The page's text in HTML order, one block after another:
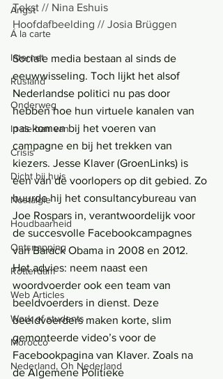
Angst
Á la carte
Internet
Rusland
Onderweg
In de ban van
Crisis
Dicht bij huis
Nostalgie
Houdbaarheid
Ontsnapping
Rotterdam
Web Articles
Work of students
Morocco
Nederland, Oh Nederland
Tekst // Nina Eshuis
Hoofdafbeelding // Josia Brüggen
Sociale media bestaan al sinds de
eeuwwisseling. Toch lijkt het alsof
Nederlandse politici nu pas door
hebben hoe hun virtuele kanalen van
pas komen bij het voeren van
campagne en bij het trekken van
kiezers. Jesse Klaver (GroenLinks) is
een van de voorlopers op dit gebied. Zo
huurde hij het consultancybureau van
Joe Rospars in, verantwoordelijk voor
de succesvolle Facebookcampagnes
van Barack Obama in 2008 en 2012.
Het advies: neem naast een
woordvoerder ook een team van
beeldvoerders in dienst. Deze
beeldvoerders maken korte, slim
gemonteerde video’s voor de
Facebookpagina van Klaver. Zoals na
de Algemene Politieke